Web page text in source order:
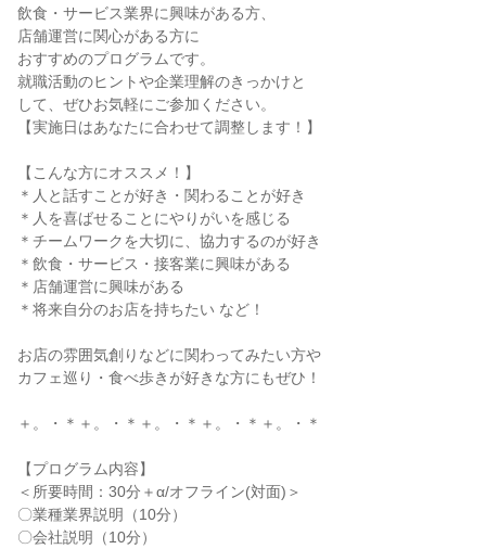
飲食・サービス業界に興味がある方、
店舗運営に関心がある方に
おすすめのプログラムです。
就職活動のヒントや企業理解のきっかけと
して、ぜひお気軽にご参加ください。
【実施日はあなたに合わせて調整します！】
【こんな方にオススメ！】
＊人と話すことが好き・関わることが好き
＊人を喜ばせることにやりがいを感じる
＊チームワークを大切に、協力するのが好き
＊飲食・サービス・接客業に興味がある
＊店舗運営に興味がある
＊将来自分のお店を持ちたい など！
お店の雰囲気創りなどに関わってみたい方や
カフェ巡り・食べ歩きが好きな方にもぜひ！
＋。・＊＋。・＊＋。・＊＋。・＊＋。・＊
【プログラム内容】
＜所要時間：30分＋α/オフライン(対面)＞
〇業種業界説明（10分）
〇会社説明（10分）